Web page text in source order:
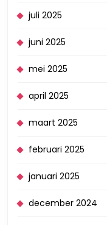
juli 2025
juni 2025
mei 2025
april 2025
maart 2025
februari 2025
januari 2025
december 2024